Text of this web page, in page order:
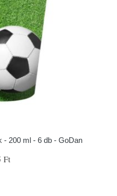
- 200 ml - 6 db - GoDan
Ft